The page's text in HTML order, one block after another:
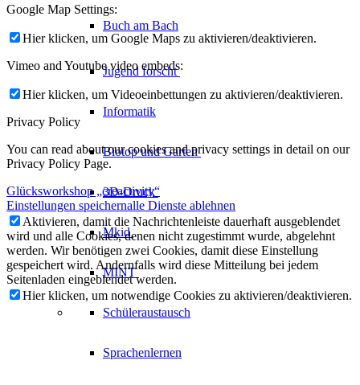
Buch am Bach
Jugend forscht
Informatik
Biotop und Garten
3D-Druck
Mkid
MINT
Schüleraustausch
Sprachenlernen
Google Map Settings:
Hier klicken, um Google Maps zu aktivieren/deaktivieren.
Vimeo and Youtube video embeds:
Hier klicken, um Videoeinbettungen zu aktivieren/deaktivieren.
Privacy Policy
You can read about our cookies and privacy settings in detail on our
Privacy Policy Page.
Glücksworkshop „creactivity“
Einstellungen speichernalle Dienste ablehnen
Aktivieren, damit die Nachrichtenleiste dauerhaft ausgeblendet
wird und alle Cookies, denen nicht zugestimmt wurde, abgelehnt
werden. Wir benötigen zwei Cookies, damit diese Einstellung
gespeichert wird. Andernfalls wird diese Mitteilung bei jedem
Seitenladen eingeblendet werden.
Hier klicken, um notwendige Cookies zu aktivieren/deaktivieren.